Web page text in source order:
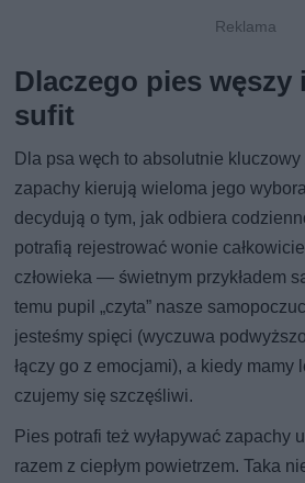
Dlaczego pies węszy
sufit
Dla psa węch to absolutnie kluczowy
zapachy kierują wieloma jego
decydują o tym, jak odbiera
potrafią rejestrować wonie
człowieka — świetnym przykładem
temu pupil „czyta” nasze
jesteśmy spięci (wyczuwa
łączy go z emocjami), a kiedy mamy
czujemy się szczęśliwi.
Pies potrafi też wyłapywać zapachy
razem z ciepłym powietrzem. Taka